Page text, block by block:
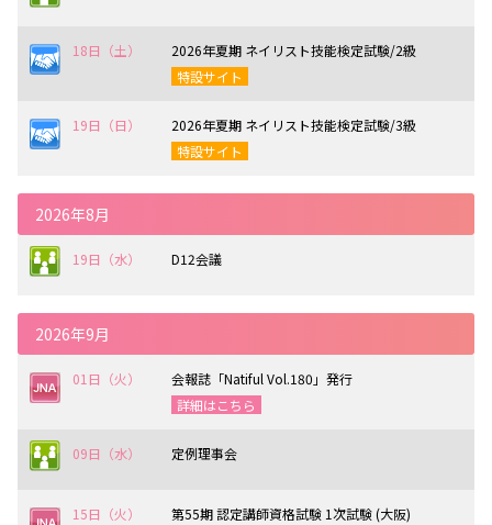
18日（土）
2026年夏期 ネイリスト技能検定試験/2級
特設サイト
19日（日）
2026年夏期 ネイリスト技能検定試験/3級
特設サイト
2026年8月
19日（水） D12会議
2026年9月
01日（火）
会報誌「Natiful Vol.180」発行
詳細はこちら
09日（水） 定例理事会
15日（火）
第55期 認定講師資格試験 1次試験 (大阪)